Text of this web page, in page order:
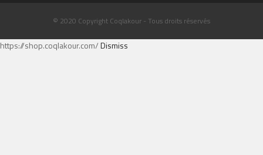
© 2020 Copyright Coqlakour - Tous droits réservés
https://shop.coqlakour.com/Dismiss